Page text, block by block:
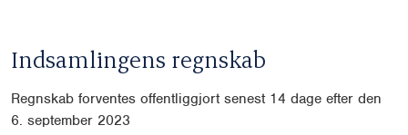
Indsamlingens regnskab
Regnskab forventes offentliggjort senest 14 dage efter den
6. september 2023